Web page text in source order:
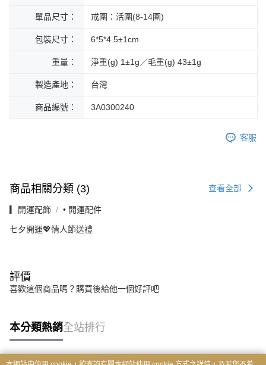
單品尺寸： 戒圍：活圍(8-14圍)
包裝尺寸： 6*5*4.5±1cm
重量： 淨重(g) 1±1g／毛重(g) 43±1g
製造產地： 台灣
商品編號： 3A0300240
客服
商品相關分類 (3) 查看全部
▎開運配飾 • 開運配件
七夕開運💖情人節送禮
評價
喜歡這個商品嗎？購買後給他一個好評吧
本分類熱銷全站排行